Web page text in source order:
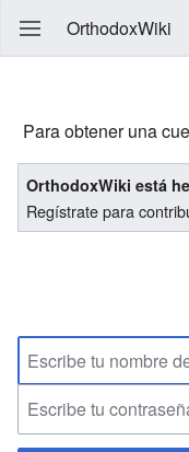
OrthodoxWiki
Para obtener una
OrthodoxWiki está
Regístrate para